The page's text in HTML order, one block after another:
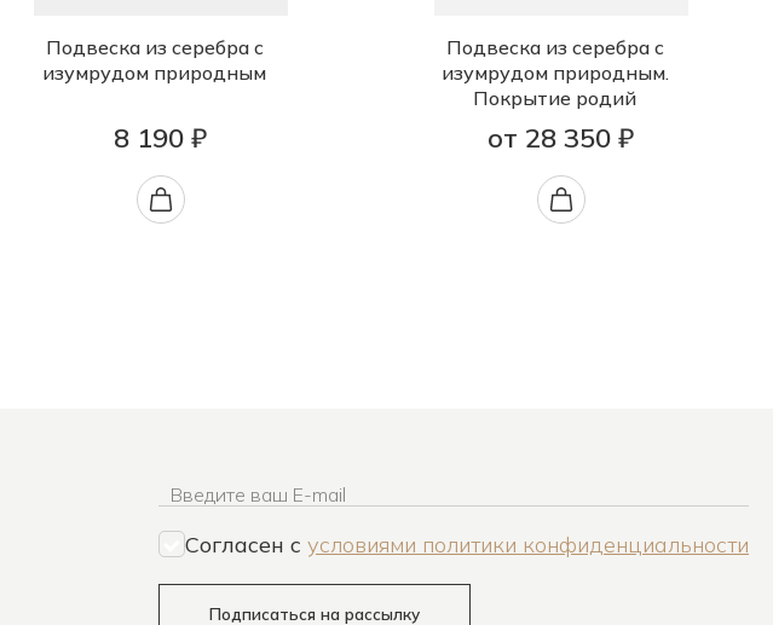
Подвеска из серебра с
изумрудом природным
8 190 ₽
Подвеска из серебра с
изумрудом природным.
Покрытие родий
от 28 350 ₽
Введите ваш E-mail
Согласен c условиями политики конфиденциальности
Подписаться на рассылку